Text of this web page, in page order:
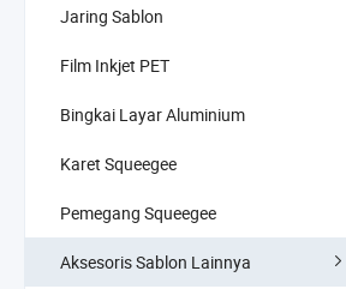
Jaring Sablon
Film Inkjet PET
Bingkai Layar Aluminium
Karet Squeegee
Pemegang Squeegee
Aksesoris Sablon Lainnya